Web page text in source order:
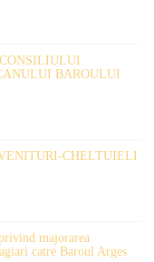
BAROULUI
CHELTUIELI
majorarea
catre Baroul Arges